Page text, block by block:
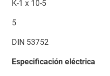
K-1 x 10-5
5
DIN 53752
Especificación eléctrica